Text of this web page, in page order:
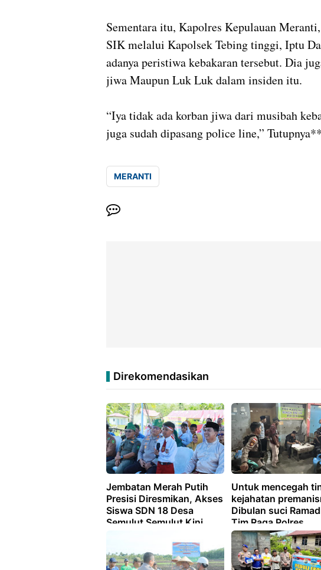
Sementara itu, Kapolres Kepulauan
SIK melalui Kapolsek Tebing tinggi, Iptu
adanya peristiwa kebakaran tersebut. Dia
jiwa Maupun Luk Luk dalam insiden itu.
“Iya tidak ada korban jiwa dari musibah
juga sudah dipasang police line,”
MERANTI
Direkomendasikan
Jembatan Merah Putih
Presisi Diresmikan, Akses
Siswa SDN 18 Desa
Semulut Semulut Kini
Untuk mencegah
kejahatan
Dibulan suci
Tim Raga Polres
Kepulauan Meranti
Intensip Berikan
Himbauan